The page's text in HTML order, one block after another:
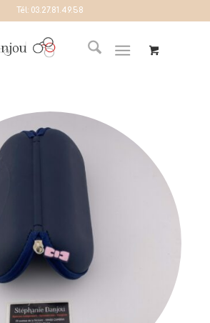
Tél: 03.27.81.49.58